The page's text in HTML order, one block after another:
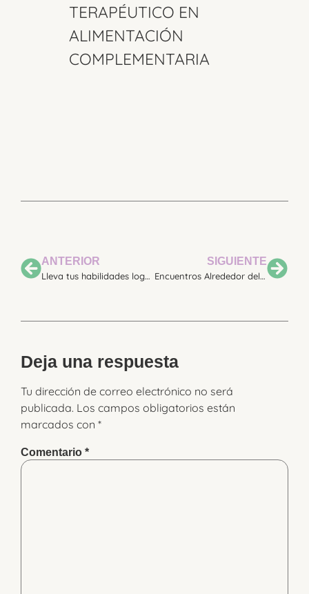
TERAPÉUTICO EN
ALIMENTACIÓN
COMPLEMENTARIA
ANTERIOR
Lleva tus habilidades logopédicas al siguiente nivel: Seminario «Observación y Análisis de Patrones de Succión»
SIGUIENTE
Encuentros Alrededor del Abordaje Terapéutico en Alimentación Complementaria
Deja una respuesta
Tu dirección de correo electrónico no será
publicada. Los campos obligatorios están
marcados con *
Comentario *